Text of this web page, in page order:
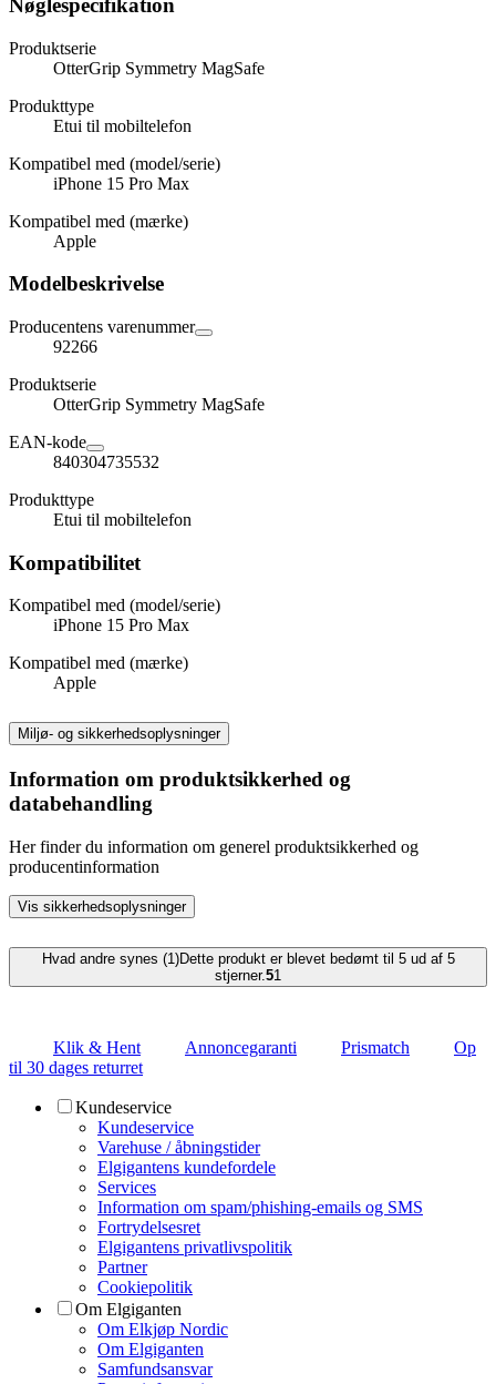
Nøglespecifikation
Produktserie
OtterGrip Symmetry MagSafe
Produkttype
Etui til mobiltelefon
Kompatibel med (model/serie)
iPhone 15 Pro Max
Kompatibel med (mærke)
Apple
Modelbeskrivelse
Producentens varenummer
92266
Produktserie
OtterGrip Symmetry MagSafe
EAN-kode
840304735532
Produkttype
Etui til mobiltelefon
Kompatibilitet
Kompatibel med (model/serie)
iPhone 15 Pro Max
Kompatibel med (mærke)
Apple
Miljø- og sikkerhedsoplysninger
Information om produktsikkerhed og
databehandling
Her finder du information om generel produktsikkerhed og
producentinformation
Vis sikkerhedsoplysninger
Hvad andre synes (1)Dette produkt er blevet bedømt til 5 ud af 5
stjerner.51
Klik & Hent Annoncegaranti Prismatch
Op
til 30 dages returret
Kundeservice
Kundeservice
Varehuse / åbningstider
Elgigantens kundefordele
Services
Information om spam/phishing-emails og SMS
Fortrydelsesret
Elgigantens privatlivspolitik
Partner
Cookiepolitik
Om Elgiganten
Om Elkjøp Nordic
Om Elgiganten
Samfundsansvar